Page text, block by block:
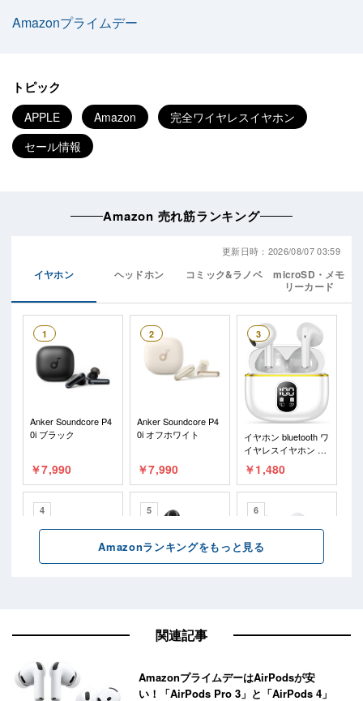
Amazonプライムデー
トピック
APPLE Amazon
完全ワイヤレスイヤホン
セール情報
関連記事
AmazonプライムデーはAirPodsが安
い！「AirPods Pro 3」と「AirPods 4」